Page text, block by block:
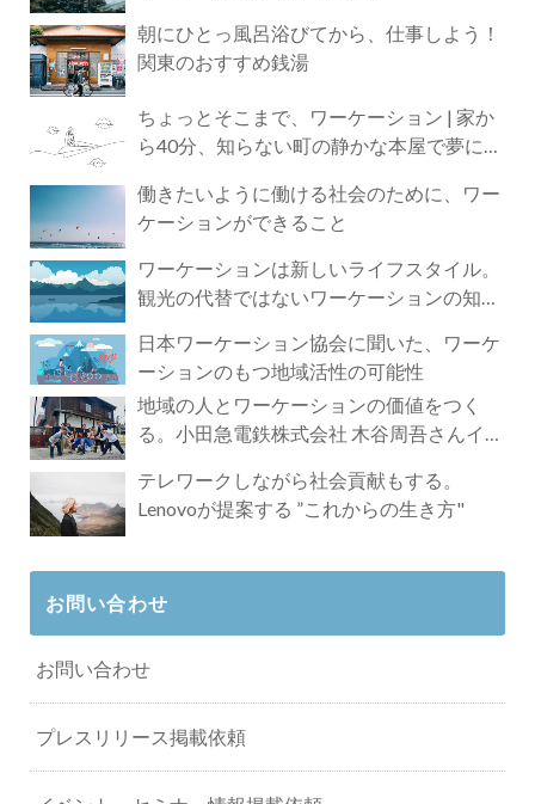
朝にひとっ風呂浴びてから、仕事しよう！
関東のおすすめ銭湯
ちょっとそこまで、ワーケーション | 家か
ら40分、知らない町の静かな本屋で夢に近
働きたいように働ける社会のために、ワー
ケーションができること
ワーケーションは新しいライフスタイル。
観光の代替ではないワーケーションの知ら
日本ワーケーション協会に聞いた、ワーケ
ーションのもつ地域活性の可能性
地域の人とワーケーションの価値をつく
る。小田急電鉄株式会社 木谷周吾さんイン
テレワークしながら社会貢献もする。
Lenovoが提案する ”これからの生き方"
お問い合わせ
お問い合わせ
プレスリリース掲載依頼